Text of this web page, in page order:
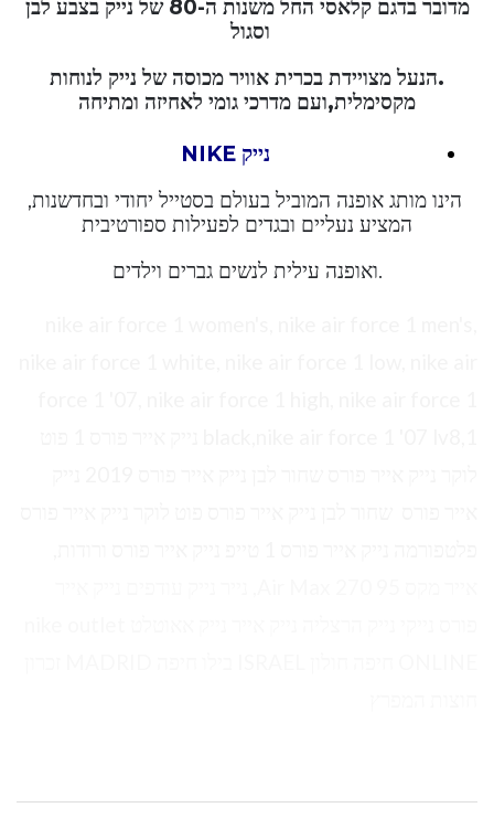
מדובר בדגם קלאסי החל משנות ה-80 של נייק בצבע לבן
וסגול
.הנעל מצויידת בכרית אוויר מכוסה של נייק לנוחות
מקסימלית,ועם מדרכי גומי לאחיזה ומתיחה
נייק NIKE
הינו מותג אופנה המוביל בעולם בסטייל יחודי ובחדשנות,
המציע נעליים ובגדים לפעילות ספורטיבית
.ואופנה עילית לנשים גברים וילדים